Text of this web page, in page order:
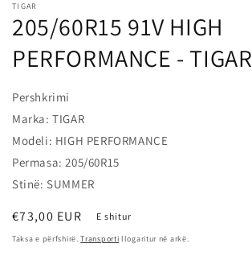
1
në
modalitet
TIGAR
205/60R15 91V HIGH
PERFORMANCE - TIGAR
Pershkrimi
Marka: TIGAR
Modeli: HIGH PERFORMANCE
Permasa: 205/60R15
Stinë: SUMMER
Çmimi
i
€73,00 EUR E shitur
Taksa e përfshirë.Transporti llogaritur në arkë.